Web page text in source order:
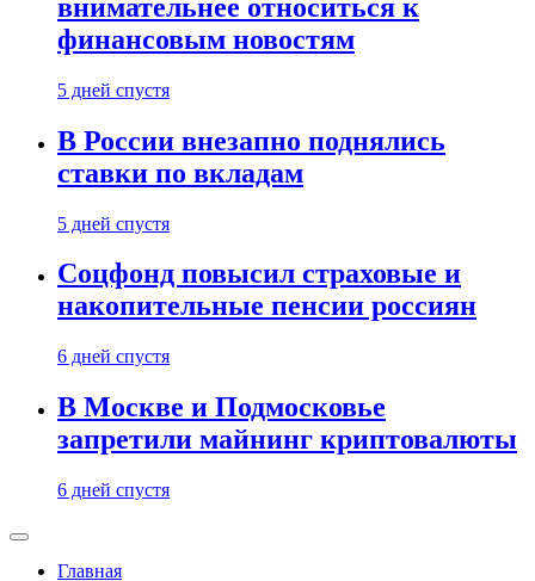
внимательнее относиться к
финансовым новостям
5 дней спустя
В России внезапно поднялись
ставки по вкладам
5 дней спустя
Соцфонд повысил страховые и
накопительные пенсии россиян
6 дней спустя
В Москве и Подмосковье
запретили майнинг криптовалюты
6 дней спустя
Главная